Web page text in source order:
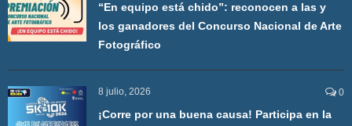
“En equipo está chido”: reconocen a las y
los ganadores del Concurso Nacional de Arte
Fotográfico
8 julio, 2026 0
¡Corre por una buena causa! Participa en la